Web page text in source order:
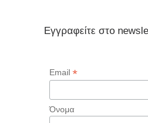
Εγγραφείτε στο
Email *
Όνομα